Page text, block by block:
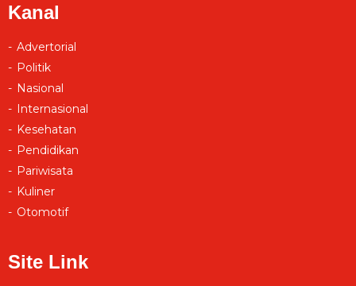
Kanal
Advertorial
Politik
Nasional
Internasional
Kesehatan
Pendidikan
Pariwisata
Kuliner
Otomotif
Site Link